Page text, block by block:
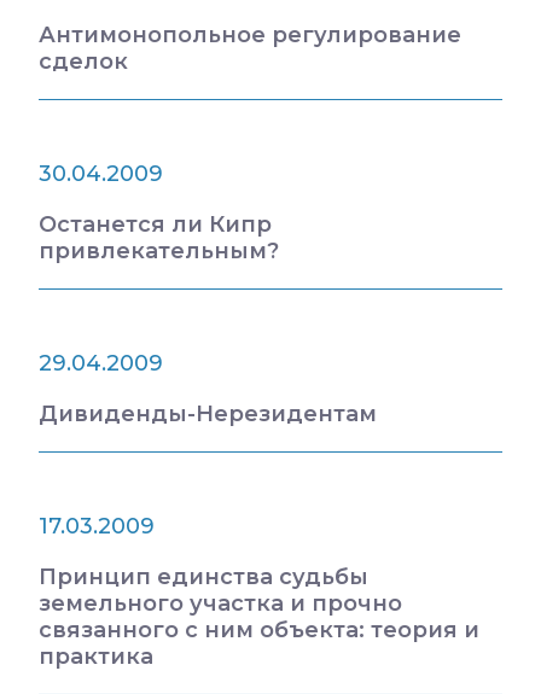
Антимонопольное регулирование
сделок
30.04.2009
Останется ли Кипр
привлекательным?
29.04.2009
Дивиденды-Нерезидентам
17.03.2009
Принцип единства судьбы
земельного участка и прочно
связанного с ним объекта: теория и
практика